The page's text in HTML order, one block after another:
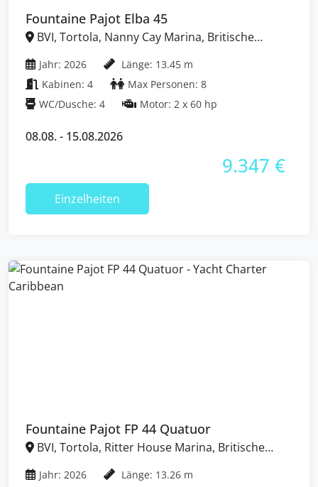
Fountaine Pajot Elba 45
Jahr: 2026
Länge: 13.45 m
Kabinen: 4
Max Personen: 8
WC/Dusche: 4
Motor: 2 x 60 hp
08.08. - 15.08.2026
9.347 €
Einzelheiten
Fountaine Pajot FP 44 Quatuor
Jahr: 2026
Länge: 13.26 m